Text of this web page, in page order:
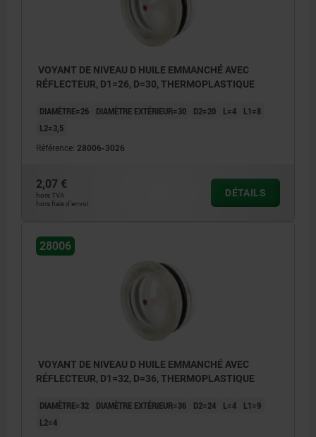
VOYANT DE NIVEAU D HUILE EMMANCHÉ AVEC
RÉFLECTEUR, D1=26, D=30, THERMOPLASTIQUE
DIAMÈTRE=26 DIAMÈTRE EXTÉRIEUR=30 D2=20 L=4
L1=8
L2=3,5
Référence: 28006-3026
2,07 €
hors TVA
hors frais d’envoi
DÉTAILS
28006
VOYANT DE NIVEAU D HUILE EMMANCHÉ AVEC
RÉFLECTEUR, D1=32, D=36, THERMOPLASTIQUE
DIAMÈTRE=32 DIAMÈTRE EXTÉRIEUR=36 D2=24 L=4
L1=9
L2=4